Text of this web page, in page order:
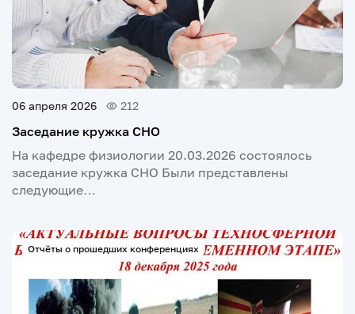
06 апреля 2026 212
Заседание кружка СНО
На кафедре физиологии 20.03.2026 состоялось
заседание кружка СНО Были представлены
следующие…
Отчёты о прошедших конференциях